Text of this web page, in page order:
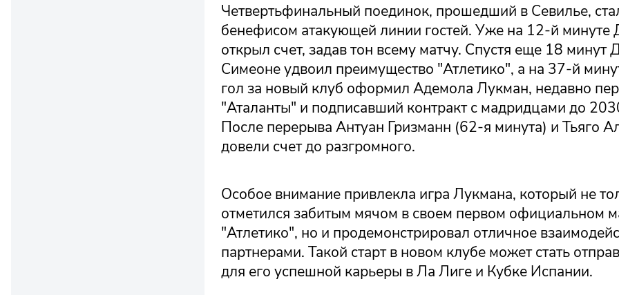
Четвертьфинальный поединок, прошедший в Севилье,
бенефисом атакующей линии гостей. Уже на 12-й минуте
открыл счет, задав тон всему матчу. Спустя еще 18 минут
Симеоне удвоил преимущество "Атлетико", а на 37-й
гол за новый клуб оформил Адемола Лукман, недавно
"Аталанты" и подписавший контракт с мадридцами до
После перерыва Антуан Гризманн (62-я минута) и Тьяго
довели счет до разгромного.
Особое внимание привлекла игра Лукмана, который не
отметился забитым мячом в своем первом официальном
"Атлетико", но и продемонстрировал отличное
партнерами. Такой старт в новом клубе может стать
для его успешной карьеры в Ла Лиге и Кубке Испании.